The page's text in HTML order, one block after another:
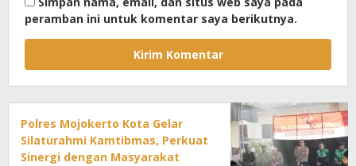
peramban ini untuk komentar saya berikutnya.
Polres Mojokerto Kota Gelar
Silaturahmi Kamtibmas, Perkuat
Sinergi dengan Masyarakat